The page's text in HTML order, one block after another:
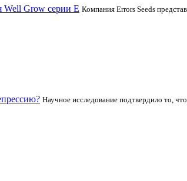
Well Grow серии Е Компания Errors Seeds
Научное исследование подтвердило то,